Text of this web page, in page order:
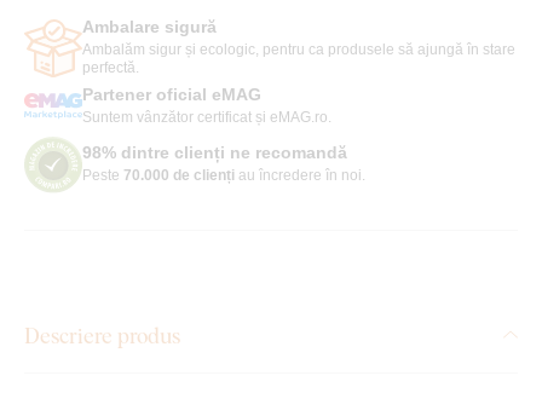
Ambalare sigură
Ambalăm sigur și ecologic, pentru ca produsele să ajungă în stare
perfectă.
Partener oficial eMAG
Suntem vânzător certificat și eMAG.ro.
98% dintre clienți ne recomandă
Peste 70.000 de clienți au încredere în noi.
Descriere produs